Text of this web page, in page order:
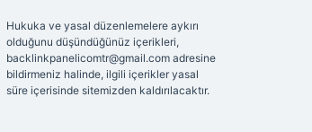
Hukuka ve yasal düzenlemelere aykırı
olduğunu düşündüğünüz içerikleri,
backlinkpanelicomtr@gmail.comadresine
bildirmeniz halinde, ilgili içerikler yasal
süre içerisinde sitemizden kaldırılacaktır.